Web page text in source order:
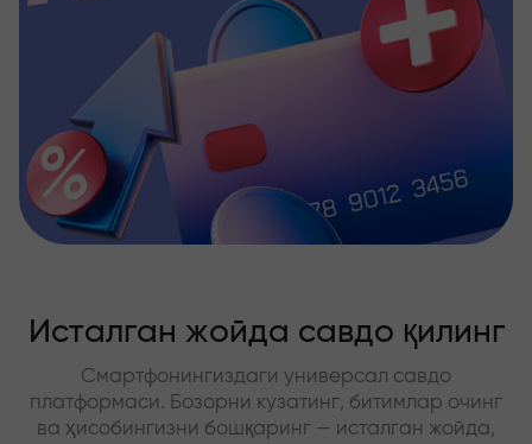
Исталган жойда савдо қилинг
Смартфонингиздаги универсал савдо
платформаси. Бозорни кузатинг, битимлар очинг
ва ҳисобингизни бошқаринг — исталган жойда,